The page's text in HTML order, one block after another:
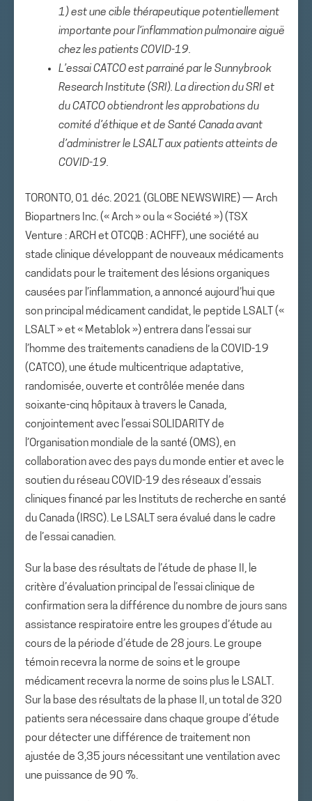
1) est une cible thérapeutique potentiellement
importante pour l’inflammation pulmonaire aiguë
chez les patients COVID-19.
L’essai CATCO est parrainé par le Sunnybrook
Research Institute (SRI). La direction du SRI et
du CATCO obtiendront les approbations du
comité d’éthique et de Santé Canada avant
d’administrer le LSALT aux patients atteints de
COVID-19.
TORONTO, 01 déc. 2021 (GLOBE NEWSWIRE) — Arch
Biopartners Inc. (« Arch » ou la « Société ») (TSX
Venture : ARCH et OTCQB : ACHFF), une société au
stade clinique développant de nouveaux médicaments
candidats pour le traitement des lésions organiques
causées par l’inflammation, a annoncé aujourd’hui que
son principal médicament candidat, le peptide LSALT («
LSALT » et « Metablok ») entrera dans l’essai sur
l’homme des traitements canadiens de la COVID-19
(CATCO), une étude multicentrique adaptative,
randomisée, ouverte et contrôlée menée dans
soixante-cinq hôpitaux à travers le Canada,
conjointement avec l’essai SOLIDARITY de
l’Organisation mondiale de la santé (OMS), en
collaboration avec des pays du monde entier et avec le
soutien du réseau COVID-19 des réseaux d’essais
cliniques financé par les Instituts de recherche en santé
du Canada (IRSC). Le LSALT sera évalué dans le cadre
de l’essai canadien.
Sur la base des résultats de l’étude de phase II, le
critère d’évaluation principal de l’essai clinique de
confirmation sera la différence du nombre de jours sans
assistance respiratoire entre les groupes d’étude au
cours de la période d’étude de 28 jours. Le groupe
témoin recevra la norme de soins et le groupe
médicament recevra la norme de soins plus le LSALT.
Sur la base des résultats de la phase II, un total de 320
patients sera nécessaire dans chaque groupe d’étude
pour détecter une différence de traitement non
ajustée de 3,35 jours nécessitant une ventilation avec
une puissance de 90 %.